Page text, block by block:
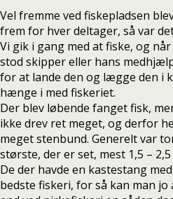
Vel fremme ved fiskepladsen
frem for hver deltager, så var
Vi gik i gang med at fiske, og
stod skipper eller hans
for at lande den og lægge den i
hænge i med fiskeriet.
Der blev løbende fanget fisk,
ikke drev ret meget, og derfor
meget stenbund. Generelt var
største, der er set, mest 1,5 – 2,5
De der havde en kastestang
bedste fiskeri, for så kan man